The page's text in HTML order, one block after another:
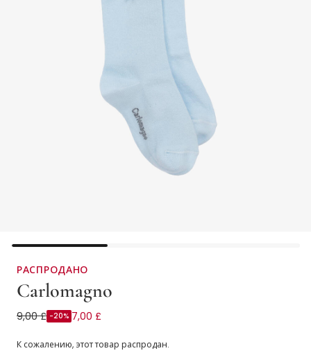
РАСПРОДАНО
Carlomagno
Голубые хлопковые гольфы для девочек
9,00 £ -20% 7,00 £
К сожалению, этот товар распродан.